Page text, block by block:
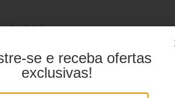
se e receba ofertas
exclusivas!